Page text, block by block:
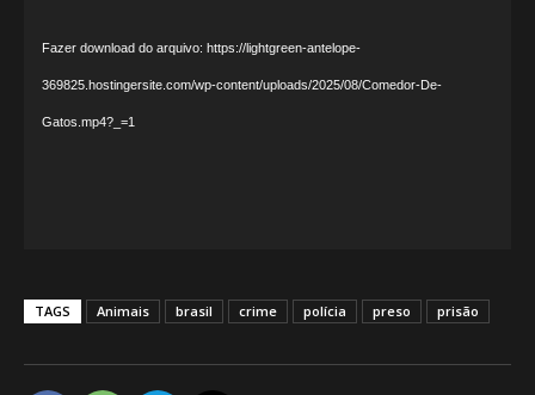
Fazer download do arquivo: https://lightgreen-antelope-
369825.hostingersite.com/wp-content/uploads/2025/08/Comedor-De-
Gatos.mp4?_=1
TAGS Animais brasil crime polícia preso prisão